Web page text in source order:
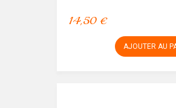
14,50 €
AJOUTER AU